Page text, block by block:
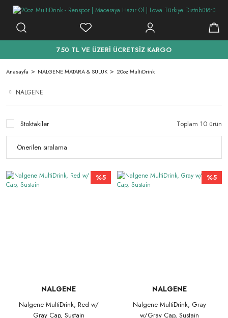
750 TL VE ÜZERİ ÜCRETSİZ KARGO
Anasayfa NALGENE MATARA & SULUK 20oz MultiDrink
NALGENE
Stoktakiler Toplam 10 ürün
%5
NALGENE
Nalgene MultiDrink, Red w/
Gray Cap, Sustain
%5
NALGENE
Nalgene MultiDrink, Gray
w/Gray Cap, Sustain